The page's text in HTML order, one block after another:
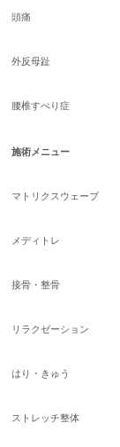
頭痛
外反母趾
腰椎すべり症
施術メニュー
マトリクスウェーブ
メディトレ
接骨・整骨
リラクゼーション
はり・きゅう
ストレッチ整体